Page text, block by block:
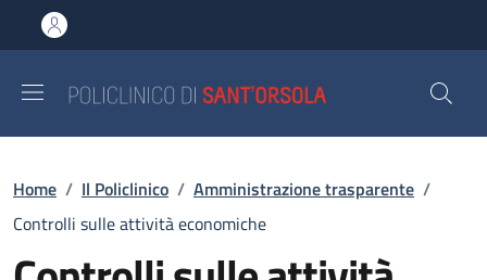
al contenuto principale
to footer content
Briciole di pane
Home / Il Policlinico / Amministrazione trasparente /
Controlli sulle attività economiche